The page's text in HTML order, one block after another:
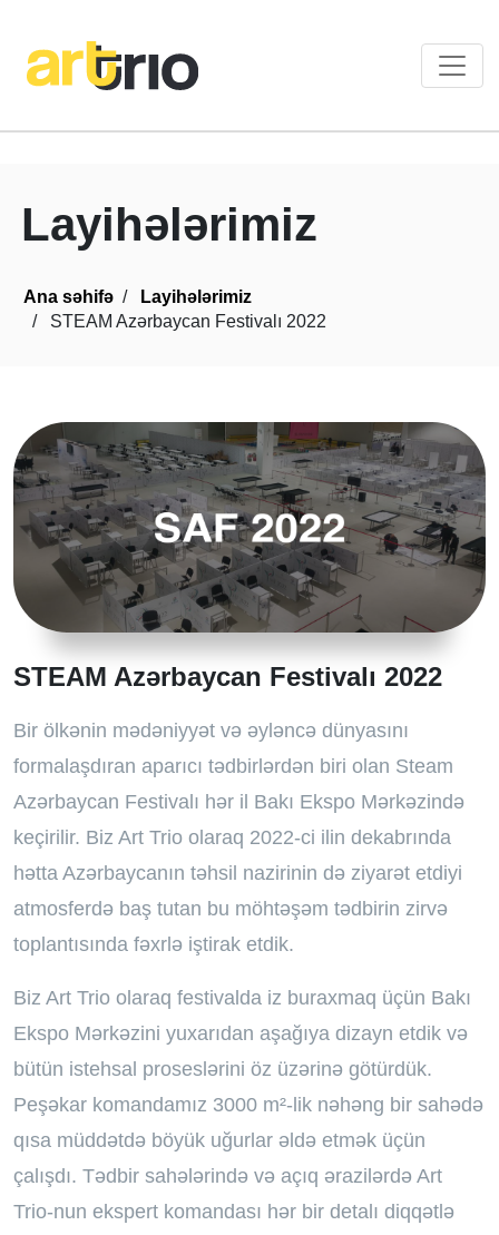
Layihələrimiz
Ana səhifə
Layihələrimiz
STEAM Azərbaycan Festivalı 2022
STEAM Azərbaycan Festivalı 2022
Bir ölkənin mədəniyyət və əyləncə dünyasını
formalaşdıran aparıcı tədbirlərdən biri olan Steam
Azərbaycan Festivalı hər il Bakı Ekspo Mərkəzində
keçirilir. Biz Art Trio olaraq 2022-ci ilin dekabrında
hətta Azərbaycanın təhsil nazirinin də ziyarət etdiyi
atmosferdə baş tutan bu möhtəşəm tədbirin zirvə
toplantısında fəxrlə iştirak etdik.
Biz Art Trio olaraq festivalda iz buraxmaq üçün Bakı
Ekspo Mərkəzini yuxarıdan aşağıya dizayn etdik və
bütün istehsal proseslərini öz üzərinə götürdük.
Peşəkar komandamız 3000 m²-lik nəhəng bir sahədə
qısa müddətdə böyük uğurlar əldə etmək üçün
çalışdı. Tədbir sahələrində və açıq ərazilərdə Art
Trio-nun ekspert komandası hər bir detalı diqqətlə